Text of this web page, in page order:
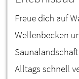
Freue dich auf
Wellenbecken
Alltags schnell